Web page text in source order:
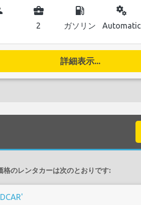
business_center
2
local_gas_station
ガソリン
miscellaneous_services
Automatic
詳細表示...
のレンタカーは次のとおりです: